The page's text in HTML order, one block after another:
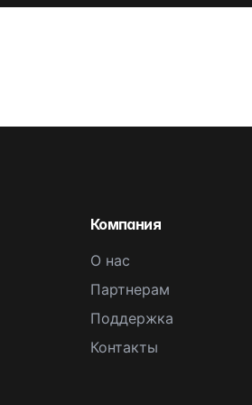
Компания
О нас
Партнерам
Поддержка
Контакты